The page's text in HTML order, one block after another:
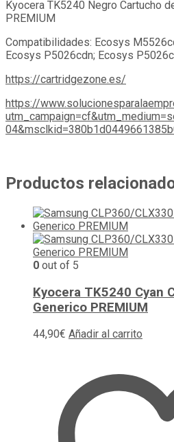
Kyocera TK5240 Negro Cartucho
PREMIUM
Compatibilidades: Ecosys
Ecosys P5026cdn; Ecosys
https://cartridgezone.es/
https://
Productos
0 out of 5
Kyocera TK5240 Cyan
Generico PREMIUM
44,90€ Añadir al carrito